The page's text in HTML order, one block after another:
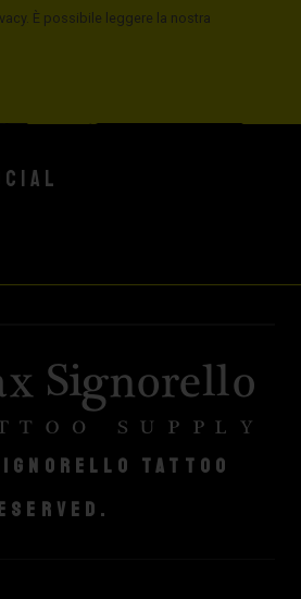
È possibile leggere la nostra
Tattoo